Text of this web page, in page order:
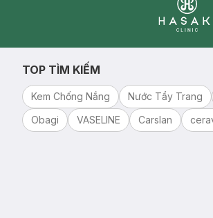
TOP TÌM KIẾM
Kem Chống Nắng Nước Tẩy Trang
Obagi
VASELINE Carslan